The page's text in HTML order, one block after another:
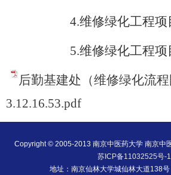
4.维修绿化工程项
5.维修绿化工程项
后勤基建处（维修绿化流程
3.12.16.53.pdf
Copyright © 2005-2013 南京中医药大学 南京中
苏ICP备11032525号-1
地址：南京仙林大学城仙林大道138